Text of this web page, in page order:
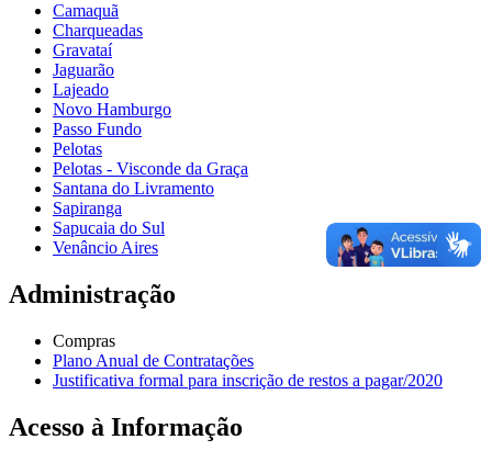
Camaquã
Charqueadas
Gravataí
Jaguarão
Lajeado
Novo Hamburgo
Passo Fundo
Pelotas
Pelotas - Visconde da Graça
Santana do Livramento
Sapiranga
Sapucaia do Sul
Venâncio Aires
Administração
Compras
Plano Anual de Contratações
Justificativa formal para inscrição de restos a pagar/2020
Acesso à Informação